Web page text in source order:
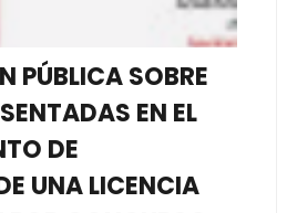
PÚBLICA SOBRE
EN EL
DE
UNA LICENCIA